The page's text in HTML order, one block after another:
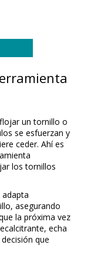
un tornillo o
se esfuerzan y
ceder. Ahí es
los tornillos
asegurando
la próxima vez
echa
que